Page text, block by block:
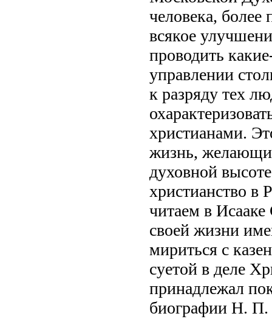
человека, более
всякое
проводить
управлении
к разряду тех
христианами.
жизнь,
духовной
христианство в
читаем в
своей жизни
мириться с
суетой в деле
принадлежал
биографии Н. П.